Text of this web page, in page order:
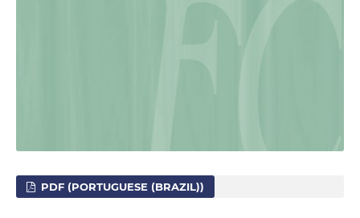
PDF (PORTUGUESE (BRAZIL))